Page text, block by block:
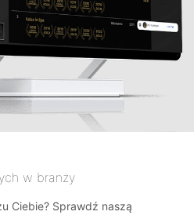
w branży
Ciebie? Sprawdź naszą